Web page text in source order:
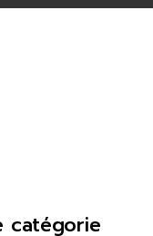
catégorie